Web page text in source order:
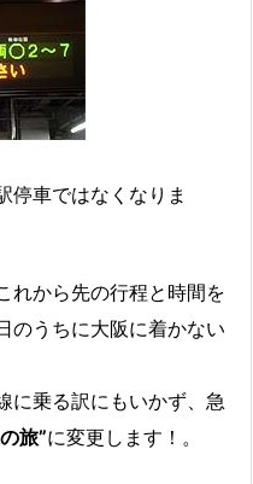
停車ではなくなりま
れから先の行程と時間を
のうちに大阪に着かない
に乗る訳にもいかず、急
旅”に変更します！。